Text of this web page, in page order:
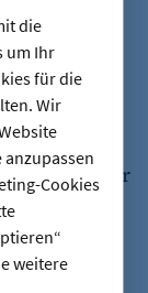
die
um Ihr
für die
Wir
Cookies
weitere
viele
für
auch